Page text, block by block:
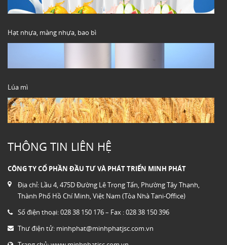
Hạt nhựa, màng nhựa, bao bì
Lúa mì
THÔNG TIN LIÊN HỆ
CÔNG TY CỔ PHẦN ĐẦU TƯ VÀ PHÁT TRIỂN MINH PHÁT
Địa chỉ: Lầu 4, 475D Đường Lê Trọng Tấn, Phường Tây Thạnh,
Thành Phố Hồ Chí Minh, Việt Nam (Tòa Nhà Tani-Office)
Số điện thoại: 028 38 150 176 – Fax : 028 38 150 396
Thư điện tử: minhphat@minhphatjsc.com.vn